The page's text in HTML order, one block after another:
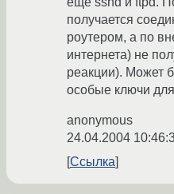
получается
роутером, а по
интернета) не
реакции). Может
особые ключи для
anonymous
24.04.2004
Ссылка